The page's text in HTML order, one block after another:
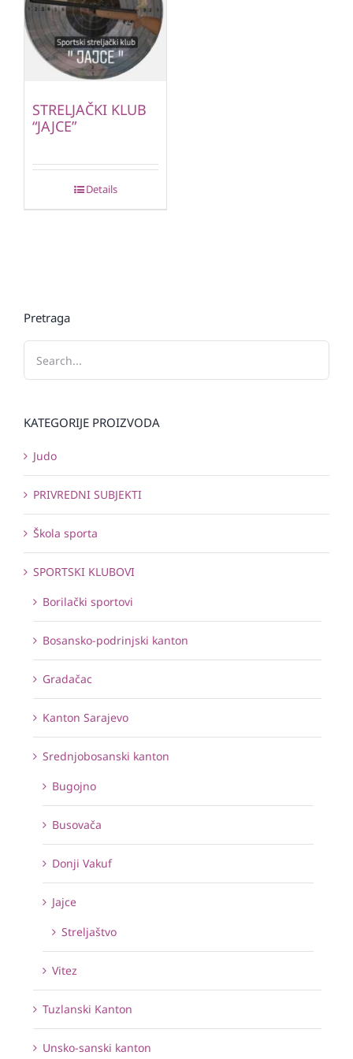
STRELJAČKI KLUB
“JAJCE”
Details
Pretraga
KATEGORIJE PROIZVODA
Judo
PRIVREDNI SUBJEKTI
Škola sporta
SPORTSKI KLUBOVI
Borilački sportovi
Bosansko-podrinjski kanton
Gradačac
Kanton Sarajevo
Srednjobosanski kanton
Bugojno
Busovača
Donji Vakuf
Jajce
Streljaštvo
Vitez
Tuzlanski Kanton
Unsko-sanski kanton